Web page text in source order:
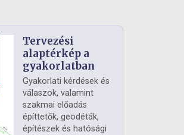
Tervezési
alaptérkép a
gyakorlatban
Gyakorlati kérdések és
válaszok, valamint
szakmai előadás
építtetők, geodéták,
építészek és hatósági